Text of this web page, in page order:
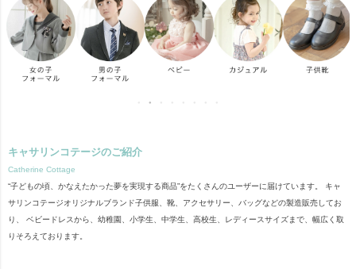
キャサリンコテージのご紹介
Catherine Cottage
“子どもの頃、かなえたかった夢を実現する商品”をたくさんのユーザーに届けています。 キャ
サリンコテージオリジナルブランド子供服、靴、アクセサリー、バッグなどの製造販売してお
り、 ベビードレスから、幼稚園、小学生、中学生、高校生、レディースサイズまで、幅広く取
りそろえております。